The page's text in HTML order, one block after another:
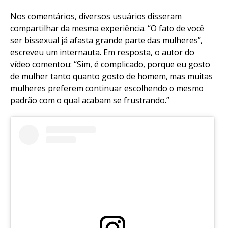
Nos comentários, diversos usuários disseram
compartilhar da mesma experiência. “O fato de você
ser bissexual já afasta grande parte das mulheres”,
escreveu um internauta. Em resposta, o autor do
vídeo comentou: “Sim, é complicado, porque eu gosto
de mulher tanto quanto gosto de homem, mas muitas
mulheres preferem continuar escolhendo o mesmo
padrão com o qual acabam se frustrando.”